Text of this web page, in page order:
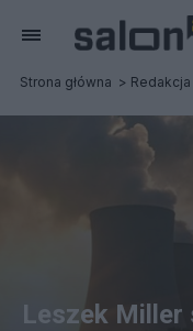
Strona główna Redakcja
Leszek Miller